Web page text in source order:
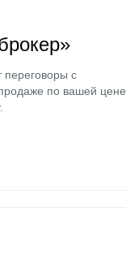
переговоры с
по вашей цене